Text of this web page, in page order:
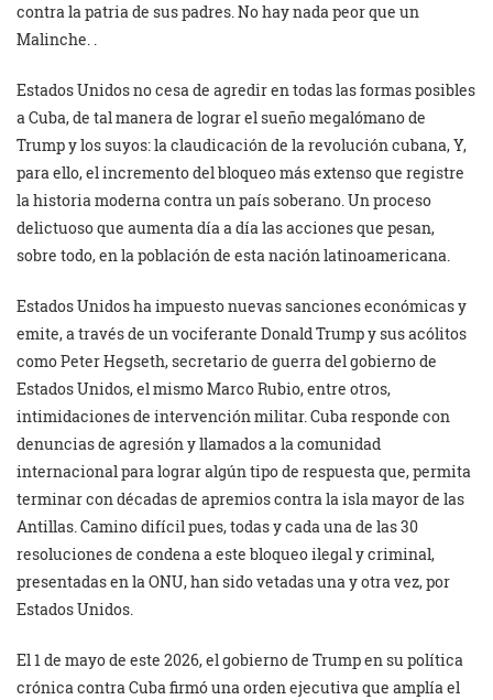
contra la patria de sus padres. No hay nada peor que un
Malinche. .
Estados Unidos no cesa de agredir en todas las formas posibles
a Cuba, de tal manera de lograr el sueño megalómano de
Trump y los suyos: la claudicación de la revolución cubana, Y,
para ello, el incremento del bloqueo más extenso que registre
la historia moderna contra un país soberano. Un proceso
delictuoso que aumenta día a día las acciones que pesan,
sobre todo, en la población de esta nación latinoamericana.
Estados Unidos ha impuesto nuevas sanciones económicas y
emite, a través de un vociferante Donald Trump y sus acólitos
como Peter Hegseth, secretario de guerra del gobierno de
Estados Unidos, el mismo Marco Rubio, entre otros,
intimidaciones de intervención militar. Cuba responde con
denuncias de agresión y llamados a la comunidad
internacional para lograr algún tipo de respuesta que, permita
terminar con décadas de apremios contra la isla mayor de las
Antillas. Camino difícil pues, todas y cada una de las 30
resoluciones de condena a este bloqueo ilegal y criminal,
presentadas en la ONU, han sido vetadas una y otra vez, por
Estados Unidos.
El 1 de mayo de este 2026, el gobierno de Trump en su política
crónica contra Cuba firmó una orden ejecutiva que amplía el